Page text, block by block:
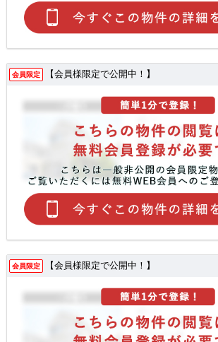
会員限定 【会員様限定で公開中！】
会員限定 【会員様限定で公開中！】